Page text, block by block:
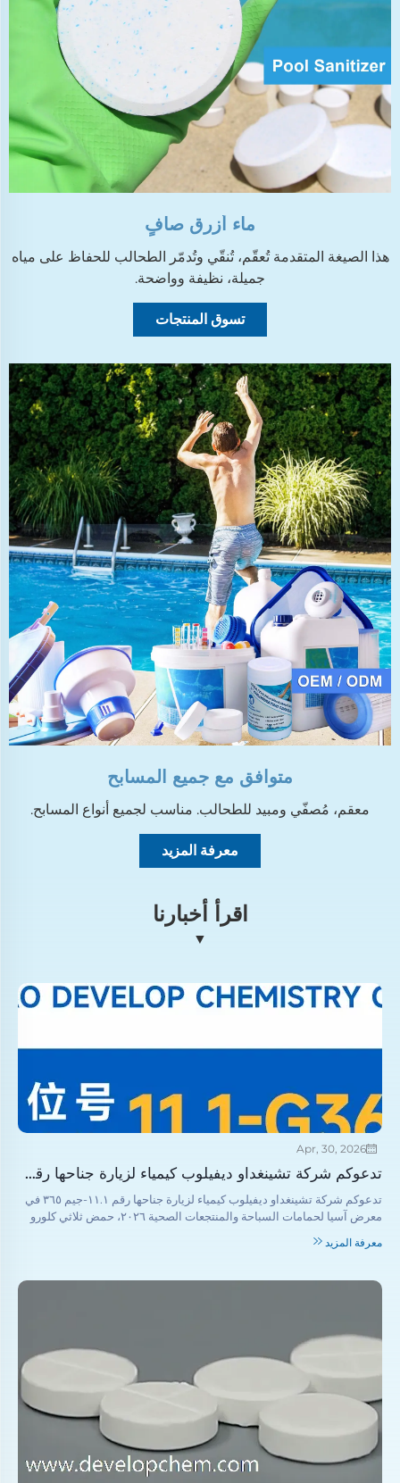
ماء أزرق صافٍ
هذا الصيغة المتقدمة تُعقّم، تُنقّي وتُدمّر الطحالب للحفاظ على مياه
جميلة، نظيفة وواضحة.
تسوق المنتجات
متوافق مع جميع المسابح
معقم، مُصفّي ومبيد للطحالب. مناسب لجميع أنواع المسابح.
معرفة المزيد
اقرأ أخبارنا
▼
Apr, 30, 2026
تدعوكم شركة تشينغداو ديفيلوب كيمياء لزيارة جناحها رقم ١١.١-جيم ٣٦٥ في معرض آسيا لحمامات السباحة والمنتجعات الصحية ٢٠٢٦
تدعوكم شركة تشينغداو ديفيلوب كيمياء لزيارة جناحها رقم ١١.١-جيم ٣٦٥ في
معرض آسيا لحمامات السباحة والمنتجعات الصحية ٢٠٢٦، حمض ثلاثي كلورو
معرفة المزيد